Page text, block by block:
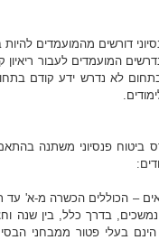
המועמדים לעבור
לא נדרש ידע קודם
ביטוח פנסיוני משתנה
– הכוללים הכשרה מ-א' עד ת'
בדרך כלל, בין שנה
בעלי פטור ממבחני